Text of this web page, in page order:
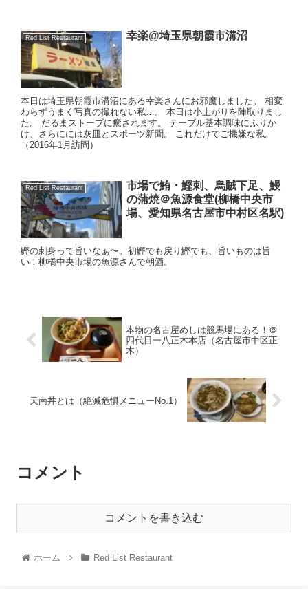
Red List Restaurant 幸楽@埼玉県朝霞市溝沼
本日は埼玉県朝霞市溝沼にある幸楽さんにお邪魔しました。 相変
わらずうまく写真の撮れない私…。 本日は小上がりを陣取りまし
た。 だるまストーブに癒されます。 テーブル基本調味にふりか
け、さらにには灰皿とスポーツ新聞。 これだけでご機嫌な私。
（2016年1月訪問）
Red List Restaurant
市場で鮪・鰹刺、烏賊下足、鰻
の蒲焼＠魚源食堂(柳橋中央市
場、愛知県名古屋市中村区名駅)
鰹の刺身って旨いなぁ〜。初鰹でも戻り鰹でも、旨いものは旨
い！柳橋中央市場の魚源さんで朝酒。
本物の名古屋めしは競馬場にある！＠
四代目一八正木本店（名古屋市中区正
木）
天南丼とは（絶滅危惧メニューNo.1）
コメント
コメントを書き込む
ホーム Red List Restaurant